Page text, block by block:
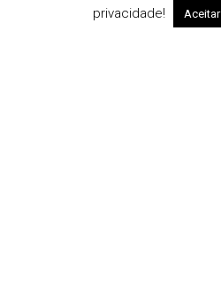
privacidade!
Aceitar